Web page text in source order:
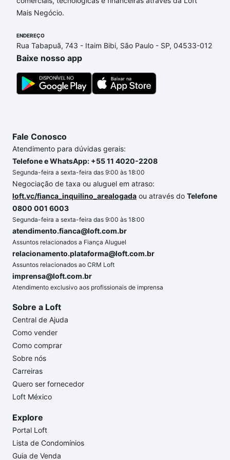
portal quanto custa comprar um apartamento
sonhos com segurança e conforto. Loft, com você
até as chaves.
Mais Negócio.
ENDEREÇO
Rua Tabapuã, 743 - Itaim Bibi, São Paulo - SP, 04533-012
Baixe nosso app
Fale Conosco
Atendimento para dúvidas gerais:
Telefone e WhatsApp: +55 11 4020-2208
Segunda-feira a sexta-feira das 9:00 às 18:00
Negociação de taxa ou aluguel em atraso:
loft.vc/fianca_inquilino_arealogada ou através do Telefone
0800 001 6003
Segunda-feira a sexta-feira das 9:00 às 18:00
atendimento.fianca@loft.com.br
Assuntos relacionados a Fiança Aluguel
relacionamento.plataforma@loft.com.br
Assuntos relacionados ao CRM Loft
imprensa@loft.com.br
Atendimento exclusivo aos profissionais de imprensa
Sobre a Loft
Central de Ajuda
Como vender
Como comprar
Sobre nós
Carreiras
Quero ser fornecedor
Loft México
Explore
Portal Loft
Lista de Condomínios
Guia de Venda